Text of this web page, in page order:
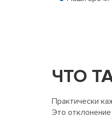
ЧТО
Практически
Это